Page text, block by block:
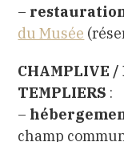
–
du Musée
CHAMPLIVE /
TEMPLIERS :
–
champ